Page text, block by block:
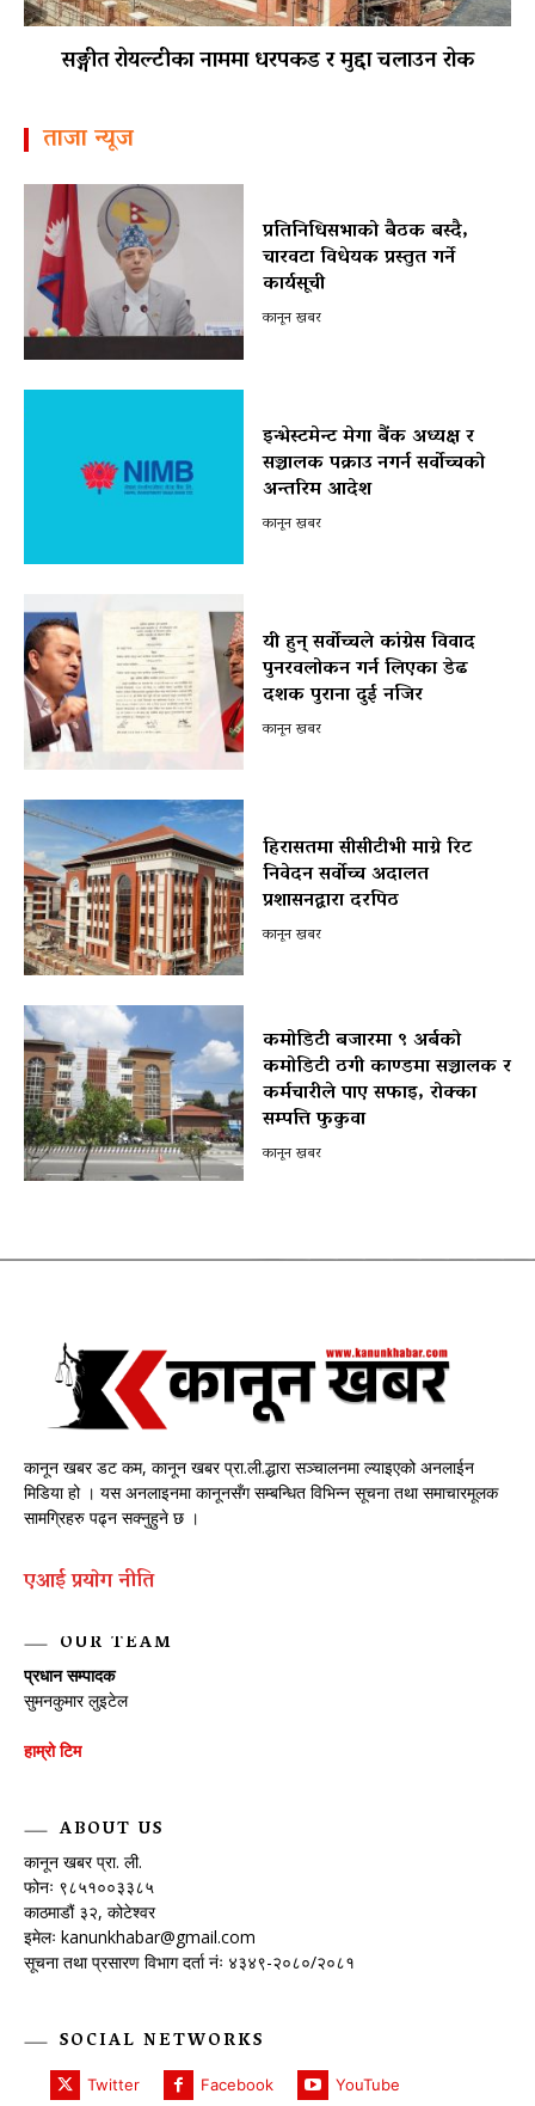
सङ्गीत रोयल्टीका नाममा धरपकड र मुद्दा चलाउन रोक
ताजा न्यूज
प्रतिनिधिसभाको बैठक बस्दै,
चारवटा विधेयक प्रस्तुत गर्ने
कार्यसूची
कानून खबर
इन्भेस्टमेन्ट मेगा बैंक अध्यक्ष र
सञ्चालक पक्राउ नगर्न सर्वोच्चको
अन्तरिम आदेश
कानून खबर
यी हुन् सर्वोच्चले कांग्रेस विवाद
पुनरवलोकन गर्न लिएका डेढ
दशक पुराना दुई नजिर
कानून खबर
हिरासतमा सीसीटीभी माग्ने रिट
निवेदन सर्वोच्च अदालत
प्रशासनद्वारा दरपिठ
कानून खबर
कमोडिटी बजारमा ९ अर्बको
कमोडिटी ठगी काण्डमा सञ्चालक र
कर्मचारीले पाए सफाइ, रोक्का
सम्पत्ति फुकुवा
कानून खबर
कानून खबर डट कम, कानून खबर प्रा.ली.द्धारा सञ्चालनमा ल्याइएको अनलाईन
मिडिया हो । यस अनलाइनमा कानूनसँग सम्बन्धित विभिन्न सूचना तथा समाचारमूलक
सामग्रिहरु पढ्न सक्नुहुने छ ।
एआई प्रयाेग नीति
OUR TEAM
प्रधान सम्पादक
सुमनकुमार लुइटेल
हाम्रो टिम
ABOUT US
कानून खबर प्रा. ली.
फोनः ९८५१००३३८५
काठमाडौं ३२, कोटेश्वर
इमेलः kanunkhabar@gmail.com
सूचना तथा प्रसारण विभाग दर्ता नंः ४३४९-२०८०/२०८१
SOCIAL NETWORKS
Twitter Facebook YouTube